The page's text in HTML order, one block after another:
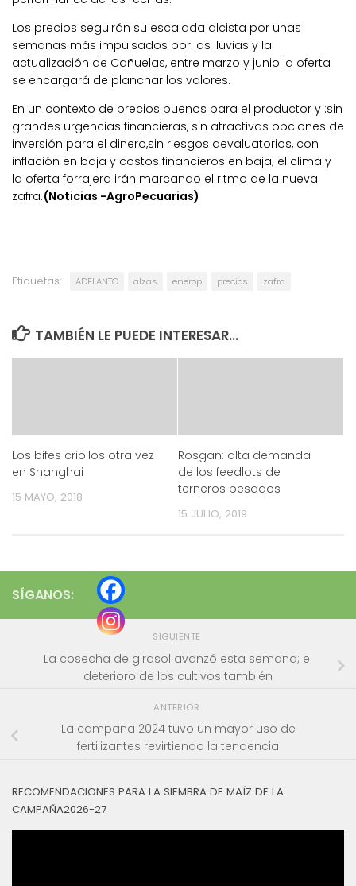
Los precios seguirán su escalada alcista por unas
semanas más impulsados por las lluvias y la
actualización de Cañuelas, entre marzo y junio la oferta
se encargará de planchar los valores.
En un contexto de precios buenos para el productor y :sin
grandes urgencias financieras, sin atractivas opciones de
inversión para el dinero,sin riesgos devaluatorios, con
inflación en baja y costos financieros en baja; el clima y
la oferta forrajera irán marcando el ritmo de la nueva
zafra.(Noticias -AgroPecuarias)
Etiquetas: ADELANTO alzas enerop precios zafra
TAMBIÉN LE PUEDE INTERESAR...
Los bifes criollos otra vez
en Shanghai
15 MAYO, 2018
Rosgan: alta demanda
de los feedlots de
terneros pesados
15 JULIO, 2019
SÍGANOS:
SIGUIENTE
La cosecha de girasol avanzó esta semana; el
deterioro de los cultivos también
ANTERIOR
La campaña 2024 tuvo un mayor uso de
fertilizantes revirtiendo la tendencia
RECOMENDACIONES PARA LA SIEMBRA DE MAÍZ DE LA
CAMPAÑA2026-27